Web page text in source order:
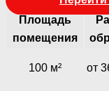
Площадь
помещения
100 м² от